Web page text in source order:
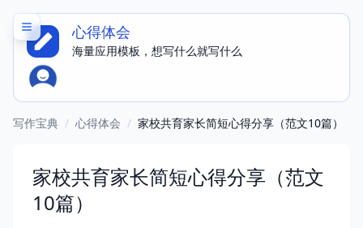
心得体会
海量应用模板，想写什么就写什么
写作宝典 / 心得体会 / 家校共育家长简短心得分享（范文10篇）
家校共育家长简短心得分享（范文
10篇）